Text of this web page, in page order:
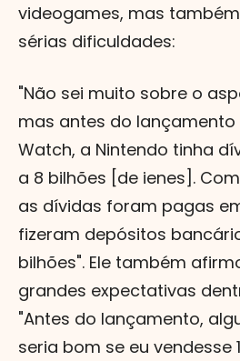
videogames, mas
sérias dificuldades:
"Não sei muito sobre o
mas antes do lançamento
Watch, a Nintendo tinha
a 8 bilhões [de ienes].
as dívidas foram pagas
fizeram depósitos
bilhões". Ele também
grandes expectativas
"Antes do lançamento,
seria bom se eu vendesse